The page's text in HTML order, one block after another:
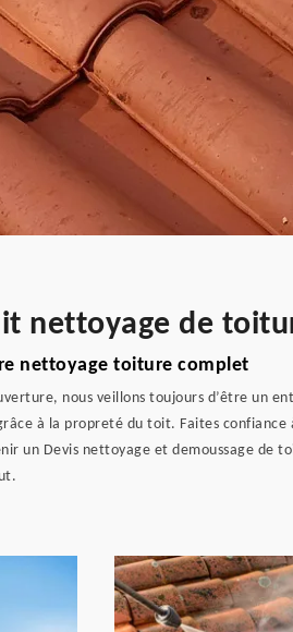
nettoyage de
nettoyage toiture complet
nous veillons toujours d’être un
à la propreté du toit. Faites
un Devis nettoyage et demoussage